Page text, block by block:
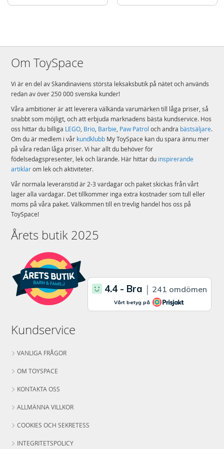
Vikt: 100,6 kg
möjliga tillbehör måste köpas separat.
Mer
Modell
EAN 6941057414416
Varumärke Intex
Om ToySpace
Vi är en del av Skandinaviens största leksaksbutik på nätet och används
redan av över 250 000 svenska kunder!
Våra ambitioner är att leverera välkända varumärken till låga priser, så
snabbt som möjligt, och att erbjuda marknadens bästa kundservice. Hos
oss hittar du billiga LEGO, Brio, Barbie, Paw Patrol och andra bästsäljare.
Om du är medlem i vår kundklubb My ToySpace kan du spara ännu mer
på våra redan låga priser. Vi har allt du behöver för
födelsedagspresenter, lek och lärande. Här hittar du inspirerande
artiklarom lek och aktiviteter.
Vår normala leveranstid är 2-3 vardagar och paket skickas från vårt
lager alla vardagar. Det tillkommer inga extra kostnader som tull eller
moms på våra paket. Välkommen till en trevlig handel hos oss på
ToySpace!
Årets butik 2025
Kundservice
VANLIGA FRÅGOR
OM TOYSPACE
KONTAKTA OSS
ALLMÄNNA VILLKOR
COOKIES OCH SEKRETESS
INTEGRITETSPOLICY